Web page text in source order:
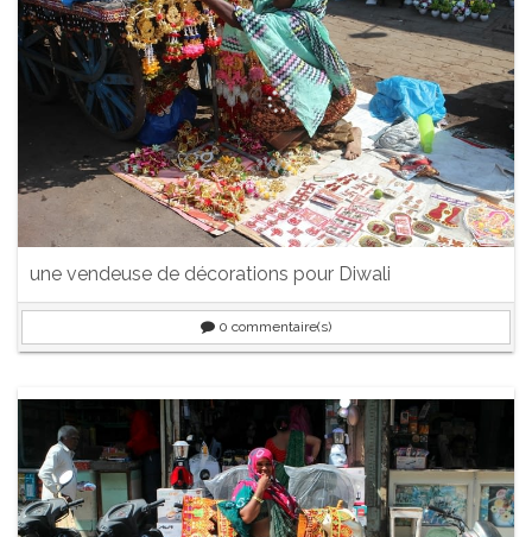
une vendeuse de décorations pour Diwali
0 commentaire(s)